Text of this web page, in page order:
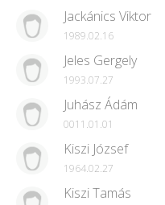
Jackánics Viktor
1989.02.16
Jeles Gergely
1993.07.27
Juhász Ádám
0011.01.01
Kiszi József
1964.02.27
Kiszi Tamás